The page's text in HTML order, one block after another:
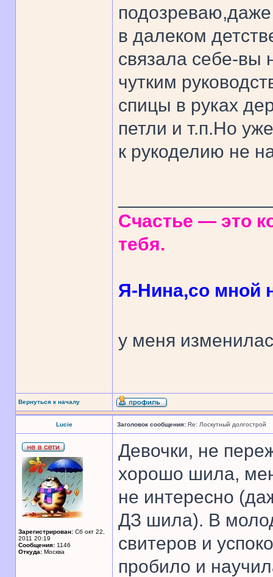
подозреваю,даже
в далеком
связала себе-вы
чутким
спицы в руках
петли и т.п.Но
к рукоделию не
Счастье — это
тебя.
Я-Нина,со мной
у меня
Вернуться к началу
Lucie Заголовок сообщения: Re: Лоскутный долгострой
Зарегистрирован: Сб окт 22,
2011 20:19
Сообщения: 1146
Откуда: Москва
Девочки, не
хорошо шила,
не интересно
ДЗ шила). В
свитеров и
пробило и